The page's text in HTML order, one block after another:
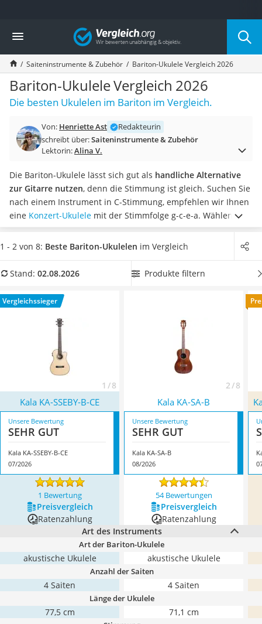
Die beliebtesten Vergleiche nach Kategorie
Freizeit & Sport
Gartentrampolin
Trampolin
Metalldetektor
Eufab-Fahrradträger
Trampolin 366 cm
Aluminium-Koffer
Futterboot
E-Bike-Dreirad
Trekkingschuhe Herren
Reisetasche mit Rollen
Klimmzugstation
Koffer
Nachtsichtgerät
Handgepäck-Koffer
Wanderschuhe Herren
Sicherheitsweste Reiten
Vergleich
Saiteninstrumente & Zubehör Bariton-Ukulele Vergleich 2026
Bariton-Ukulele Vergleich 2026
Die besten Ukulelen im Bariton im Vergleich.
Von: Henriette Ast
Redakteurin
schreibt über:Saiteninstrumente & Zubehör
Lektorin:Alina V.
Die Bariton-Ukulele lässt sich gut als handliche Alternative
zur Gitarre nutzen, denn die Stimmung ist gleich. Suchen Sie
nach einem Instrument in C-Stimmung, empfehlen wir Ihnen
eine Konzert-Ukulele mit der Stimmfolge g-c-e-a. Wählen Sie
jetzt eine Bariton-Ukulele aus unserer Vergleichstabelle,die
aus hochwertigem Mahagoniholz ist. Diesen Ukulelen wird in
und zwar sowohl für Akkorde als auch für Melodien.
ModellKala KA-SSEBY-B-CE
1 - 2 von 8: Beste Bariton-Ukulelen im Vergleich
Stand: 02.08.2026 Produkte filtern
Vergleichssieger
1 / 8 2 / 8
Kala KA-SSEBY-B-CE Kala ‎KA-SA-B
Unsere Bewertung
SEHR GUT
Kala KA-SSEBY-B-CE
07/2026
Unsere Bewertung
SEHR GUT
Kala ‎KA-SA-B
08/2026
1 Bewertung 54 Bewertungen
Preis­vergleich
Preis­vergleich
Ratenzahlung
Ratenzahlung
Art des Instruments
Art der Bariton-Ukulele
akustische Ukulele akustische Ukulele
Anzahl der Saiten
4 Saiten 4 Saiten
Länge der Ukulele
77,5 cm 71,1 cm